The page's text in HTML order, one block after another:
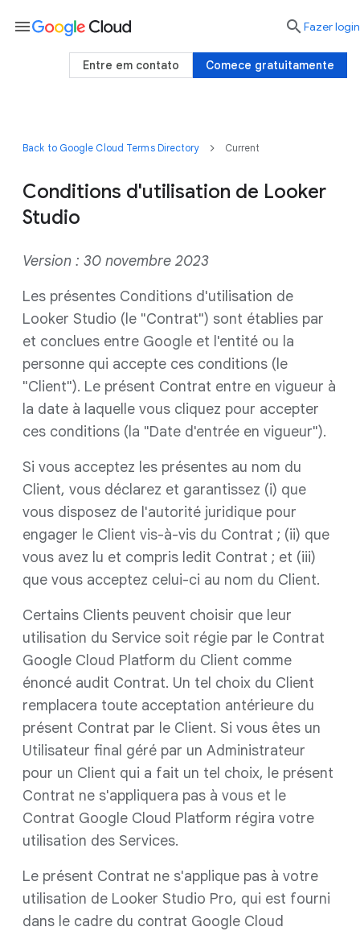
Back to Google Cloud Terms Directory Current
Conditions d'utilisation de Looker
Studio
Version : 30 novembre 2023
Les présentes Conditions d'utilisation de
Looker Studio (le "Contrat") sont établies par
et conclues entre Google et l'entité ou la
personne qui accepte ces conditions (le
"Client"). Le présent Contrat entre en vigueur à
la date à laquelle vous cliquez pour accepter
ces conditions (la "Date d'entrée en vigueur").
Si vous acceptez les présentes au nom du
Client, vous déclarez et garantissez (i) que
vous disposez de l'autorité juridique pour
engager le Client vis-à-vis du Contrat ; (ii) que
vous avez lu et compris ledit Contrat ; et (iii)
que vous acceptez celui-ci au nom du Client.
Certains Clients peuvent choisir que leur
utilisation du Service soit régie par le Contrat
Google Cloud Platform du Client comme
énoncé audit Contrat. Un tel choix du Client
remplacera toute acceptation antérieure du
présent Contrat par le Client. Si vous êtes un
Utilisateur final géré par un Administrateur
pour un Client qui a fait un tel choix, le présent
Contrat ne s'appliquera pas à vous et le
Contrat Google Cloud Platform régira votre
utilisation des Services.
Le présent Contrat ne s'applique pas à votre
utilisation de Looker Studio Pro, qui est fourni
dans le cadre du contrat Google Cloud
menu  Fazer login
Comece gratuitamente
Entre em contato